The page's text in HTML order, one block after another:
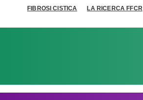
FIBROSI CISTICA LA RICERCA FFCR